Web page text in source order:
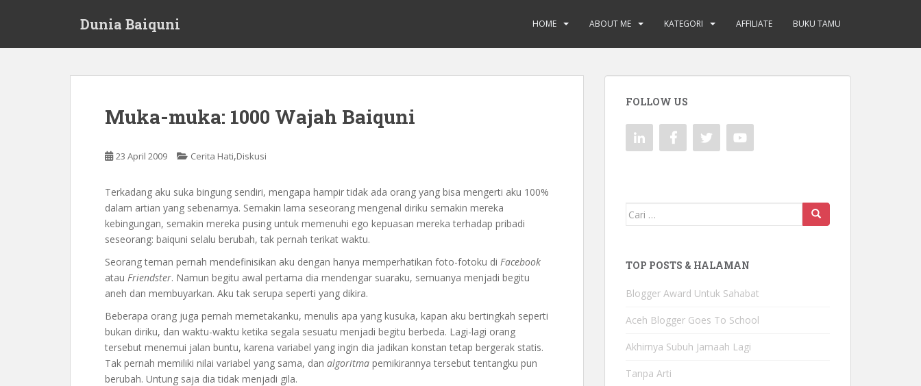
Dunia Baiquni HOME ABOUT ME KATEGORI AFFILIATE BUKU TAMU
Muka-muka: 1000 Wajah Baiquni
23 April 2009 Cerita Hati,Diskusi
Terkadang aku suka bingung sendiri, mengapa hampir tidak ada orang yang bisa mengerti aku 100%
dalam artian yang sebenarnya. Semakin lama seseorang mengenal diriku semakin mereka
kebingungan, semakin mereka pusing untuk memenuhi ego kepuasan mereka terhadap pribadi
seseorang: baiquni selalu berubah, tak pernah terikat waktu.
Seorang teman pernah mendefinisikan aku dengan hanya memperhatikan foto-fotoku di Facebook
atau Friendster. Namun begitu awal pertama dia mendengar suaraku, semuanya menjadi begitu
aneh dan membuyarkan. Aku tak serupa seperti yang dikira.
Beberapa orang juga pernah memetakanku, menulis apa yang kusuka, kapan aku bertingkah seperti
bukan diriku, dan waktu-waktu ketika segala sesuatu menjadi begitu berbeda. Lagi-lagi orang
tersebut menemui jalan buntu, karena variabel yang ingin dia jadikan konstan tetap bergerak statis.
Tak pernah memiliki nilai variabel yang sama, dan algoritma pemikirannya tersebut tentangku pun
berubah. Untung saja dia tidak menjadi gila.
FOLLOW US
Mencari:
TOP POSTS & HALAMAN
Blogger Award Untuk Sahabat
Aceh Blogger Goes To School
Akhirnya Subuh Jamaah Lagi
Tanpa Arti